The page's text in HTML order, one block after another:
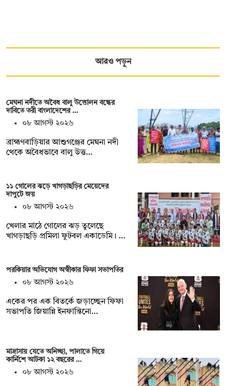
আরও পড়ুন
মেঘনা নদীতে অবৈধ বালু উত্তোলন বন্ধের
দাবিতে তরী বাংলাদেশের …
০৮ আগস্ট ২০২৬
ব্রাহ্মণবাড়িয়ার আশুগঞ্জের মেঘনা নদী
থেকে অবৈধভাবে বালু উত্ত…
১১ গোলের ঝড়ে খাগড়াছড়ির মেয়েদের
দাপুটে জয়
০৮ আগস্ট ২০২৬
খেলার মাঠে গোলের ঝড় তুলেছে
খাগড়াছড়ি প্রমিলা ফুটবল একাডেমি। …
পরকিয়ার অভিযোগ অস্বীকার ফিফা সভাপতির
০৮ আগস্ট ২০২৬
একের পর এক বিতর্কে জড়াচ্ছেন ফিফা
সভাপতি জিয়ান্নি ইনফান্তিনো…
মাদ্রাসায় যেতে অনিচ্ছা, পালাতে গিয়ে
কার্নিশে আটকা ১২ বছরের …
০৮ আগস্ট ২০২৬